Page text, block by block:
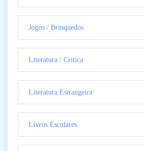
Jogos / Brinquedos
Literatura / Critica
Literatura Estrangeira
Livros Escolares